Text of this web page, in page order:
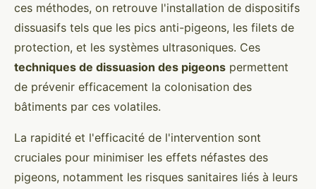
ces méthodes, on retrouve l'installation de dispositifs
dissuasifs tels que les pics anti-pigeons, les filets de
protection, et les systèmes ultrasoniques. Ces
techniques de dissuasion des pigeons permettent
de prévenir efficacement la colonisation des
bâtiments par ces volatiles.
La rapidité et l'efficacité de l'intervention sont
cruciales pour minimiser les effets néfastes des
pigeons, notamment les risques sanitaires liés à leurs